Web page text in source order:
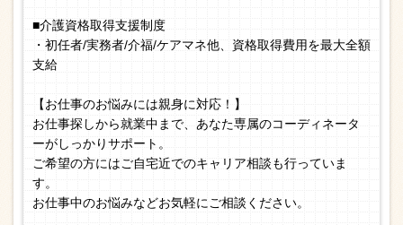
■介護資格取得支援制度
・初任者/実務者/介福/ケアマネ他、資格取得費用を最大全額
支給
【お仕事のお悩みには親身に対応！】
お仕事探しから就業中まで、あなた専属のコーディネータ
ーがしっかりサポート。
ご希望の方にはご自宅近でのキャリア相談も行っていま
す。
お仕事中のお悩みなどお気軽にご相談ください。